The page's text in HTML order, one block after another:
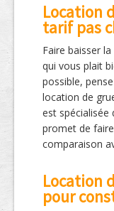
Location
tarif pas
Faire baisser
qui vous plait
possible,
location de
est spécialisée
promet de
comparaison
Location
pour